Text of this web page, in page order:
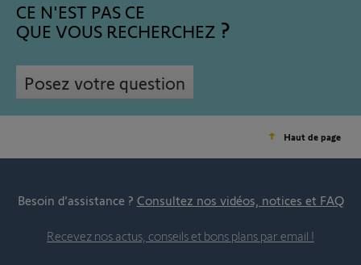
CE N'EST PAS CE
QUE VOUS RECHERCHEZ
Posez votre question
Haut de page
Besoin d’assistance ? Consultez nos vidéos, notices et FAQ
Recevez nos actus, conseils et bons plans par email !